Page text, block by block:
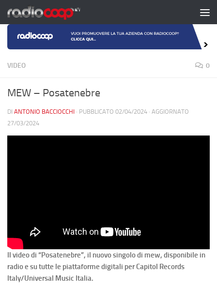
Salta al contenuto
VIDEO 0
MEW – Posatenebre
DI ANTONIO BACCIOCCHI · PUBBLICATO 02/04/2024 · AGGIORNATO
27/03/2024
Il video di “Posatenebre”, il nuovo singolo di mew, disponibile in
radio e su tutte le piattaforme digitali per Capitol Records
Italy/Universal Music Italia.